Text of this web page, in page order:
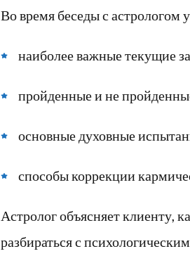
Во время беседы с
наиболее важные текущие
пройденные и не
основные духовные
способы коррекции
Астролог объясняет клиенту,
разбираться с